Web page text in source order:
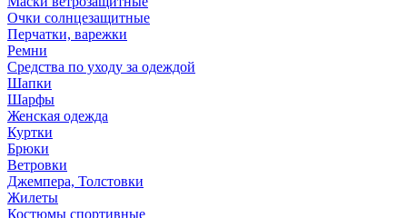
Очки солнцезащитные
Перчатки, варежки
Ремни
Средства по уходу за одеждой
Шапки
Шарфы
Женская одежда
Куртки
Брюки
Ветровки
Джемпера, Толстовки
Жилеты
Костюмы спортивные